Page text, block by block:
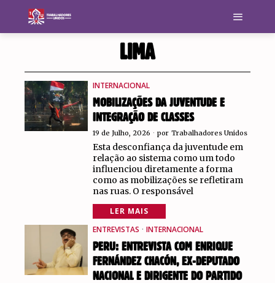
LIMA
INTERNACIONAL
MOBILIZAÇÕES DA JUVENTUDE E
INTEGRAÇÃO DE CLASSES
19 de Julho, 2026 por Trabalhadores Unidos
Esta desconfiança da juventude em
relação ao sistema como um todo
influenciou diretamente a forma
como as mobilizações se refletiram
nas ruas. O responsável
LER MAIS
ENTREVISTAS · INTERNACIONAL
PERU: ENTREVISTA COM ENRIQUE
FERNÁNDEZ CHACÓN, EX-DEPUTADO
NACIONAL E DIRIGENTE DO PARTIDO